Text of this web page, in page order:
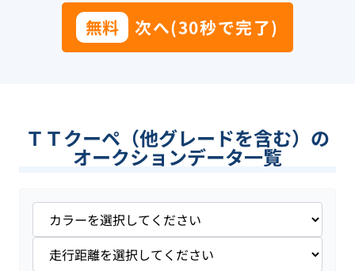
無料 次へ(30秒で完了)
ＴＴクーペ（他グレードを含む）の
オークションデータ一覧